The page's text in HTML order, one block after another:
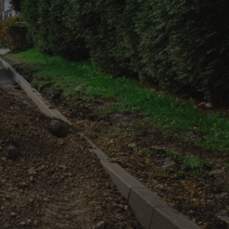
bezpiecznych
samym
danych.
usługę Cookie-
preferencji
na pliki cookie.
Cookie-
o zgodzie
dotyczących
z witryny.
prywatności
przestrzeganie
użytkownik nie
preferencji,
z regulacjami
identyfikatora